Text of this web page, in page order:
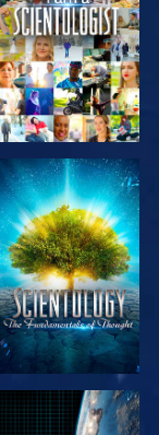
SERIE
ENTDECKEN